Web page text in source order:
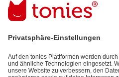
auf den von dir bereitgestellten
informationen) und den von dir zu
Datenschutzbestimmungen.